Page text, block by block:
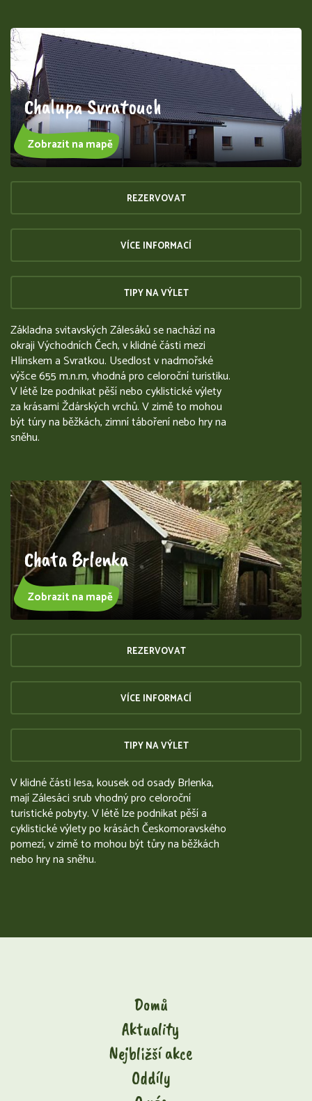
Chalupa Svratouch
Zobrazit na mapě
REZERVOVAT
VÍCE INFORMACÍ
TIPY NA VÝLET
Základna svitavských Zálesáků se nachází na
okraji Východních Čech, v klidné části mezi
Hlinskem a Svratkou. Usedlost v nadmořské
výšce 655 m.n.m, vhodná pro celoroční turistiku.
V létě lze podnikat pěší nebo cyklistické výlety
za krásami Ždárských vrchů. V zimě to mohou
být túry na běžkách, zimní táboření nebo hry na
sněhu.
Chata Brlenka
Zobrazit na mapě
REZERVOVAT
VÍCE INFORMACÍ
TIPY NA VÝLET
V klidné části lesa, kousek od osady Brlenka,
mají Zálesáci srub vhodný pro celoroční
turistické pobyty. V létě lze podnikat pěší a
cyklistické výlety po krásách Českomoravského
pomezí, v zimě to mohou být tůry na běžkách
nebo hry na sněhu.
Domů
Aktuality
Nejbližší akce
Oddíly